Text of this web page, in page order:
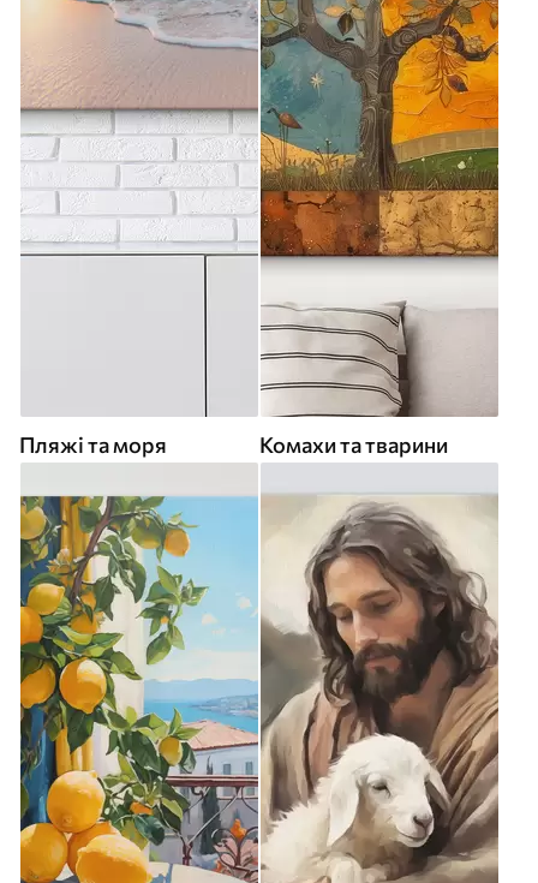
Пляжі та моря Комахи та тварини